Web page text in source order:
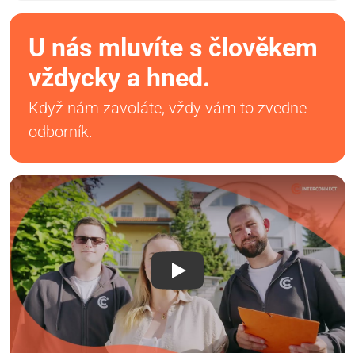
U nás mluvíte s člověkem
vždycky a hned.
Když nám zavoláte, vždy vám to zvedne
odborník.